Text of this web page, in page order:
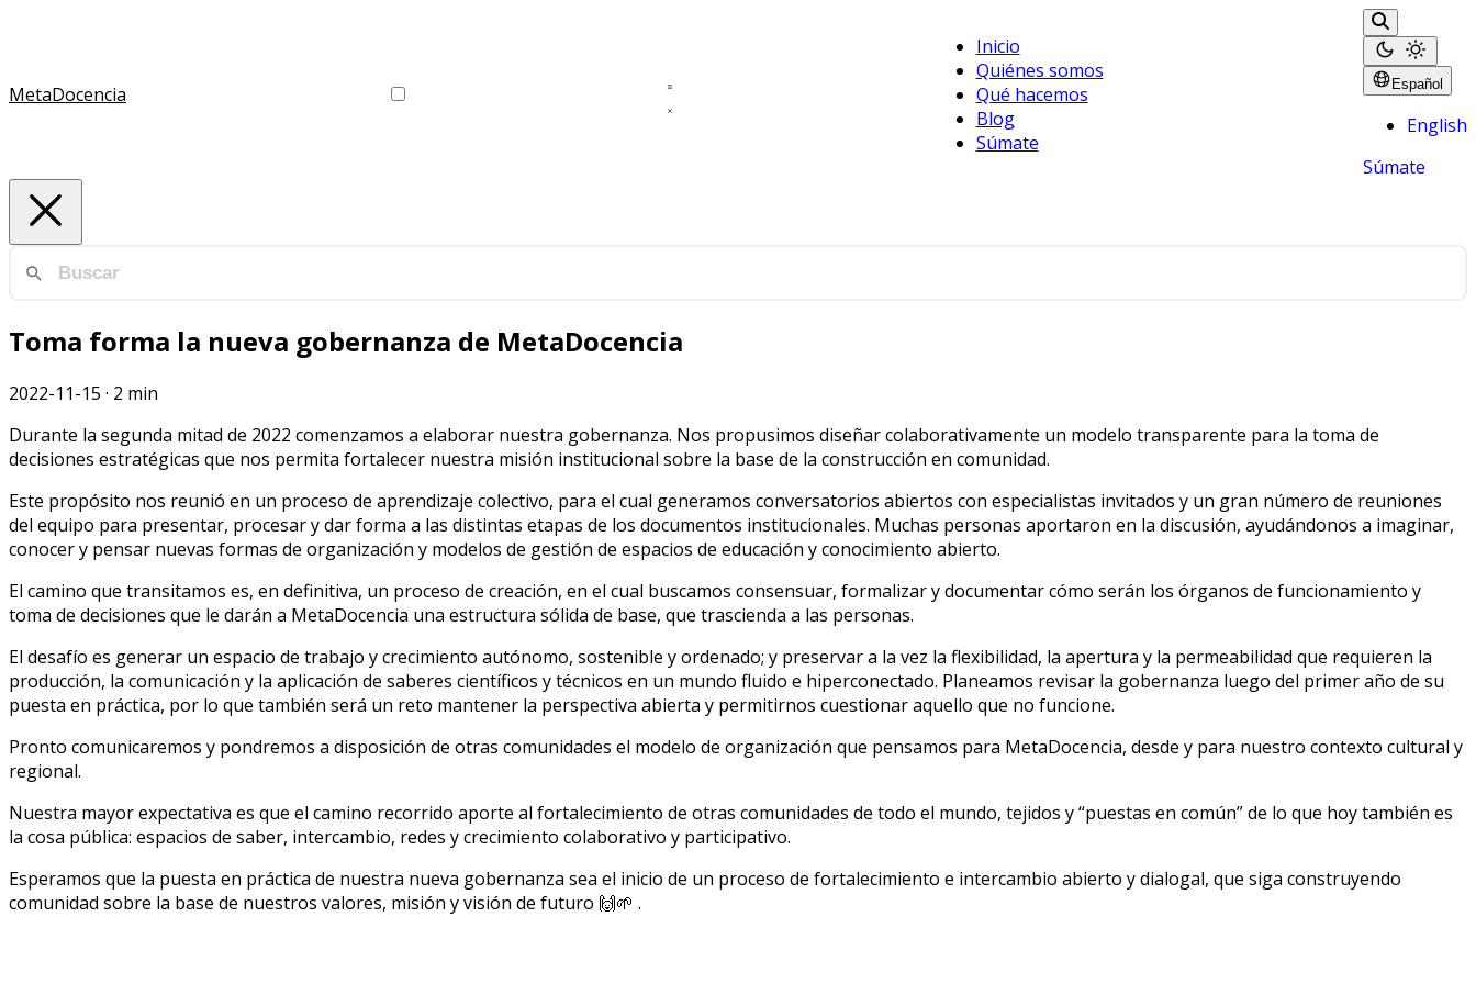
MetaDocencia
Inicio
Quiénes somos
Qué hacemos
Blog
Súmate
Español
English
Súmate
Toma forma la nueva gobernanza de MetaDocencia
2022-11-15 · 2 min
Durante la segunda mitad de 2022 comenzamos a elaborar nuestra gobernanza. Nos propusimos diseñar colaborativamente un modelo transparente para la toma de
decisiones estratégicas que nos permita fortalecer nuestra misión institucional sobre la base de la construcción en comunidad.
Este propósito nos reunió en un proceso de aprendizaje colectivo, para el cual generamos conversatorios abiertos con especialistas invitados y un gran número de reuniones
del equipo para presentar, procesar y dar forma a las distintas etapas de los documentos institucionales. Muchas personas aportaron en la discusión, ayudándonos a imaginar,
conocer y pensar nuevas formas de organización y modelos de gestión de espacios de educación y conocimiento abierto.
El camino que transitamos es, en definitiva, un proceso de creación, en el cual buscamos consensuar, formalizar y documentar cómo serán los órganos de funcionamiento y
toma de decisiones que le darán a MetaDocencia una estructura sólida de base, que trascienda a las personas.
El desafío es generar un espacio de trabajo y crecimiento autónomo, sostenible y ordenado; y preservar a la vez la flexibilidad, la apertura y la permeabilidad que requieren la
producción, la comunicación y la aplicación de saberes científicos y técnicos en un mundo fluido e hiperconectado. Planeamos revisar la gobernanza luego del primer año de su
puesta en práctica, por lo que también será un reto mantener la perspectiva abierta y permitirnos cuestionar aquello que no funcione.
Pronto comunicaremos y pondremos a disposición de otras comunidades el modelo de organización que pensamos para MetaDocencia, desde y para nuestro contexto cultural y
regional.
Nuestra mayor expectativa es que el camino recorrido aporte al fortalecimiento de otras comunidades de todo el mundo, tejidos y “puestas en común” de lo que hoy también es
la cosa pública: espacios de saber, intercambio, redes y crecimiento colaborativo y participativo.
Esperamos que la puesta en práctica de nuestra nueva gobernanza sea el inicio de un proceso de fortalecimiento e intercambio abierto y dialogal, que siga construyendo
comunidad sobre la base de nuestros valores, misión y visión de futuro 🙌🌱 .